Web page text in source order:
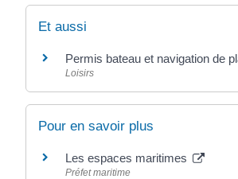
Et aussi
Permis bateau et navigation de
Loisirs
Pour en savoir plus
Les espaces maritimes
Préfet maritime